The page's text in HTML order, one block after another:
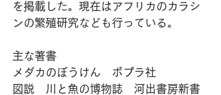
を掲載した。現在はアフリカのカラシ
ンの繁殖研究なども行っている。
主な著書
メダカのぼうけん　ポプラ社
図説　川と魚の博物誌　河出書房新書